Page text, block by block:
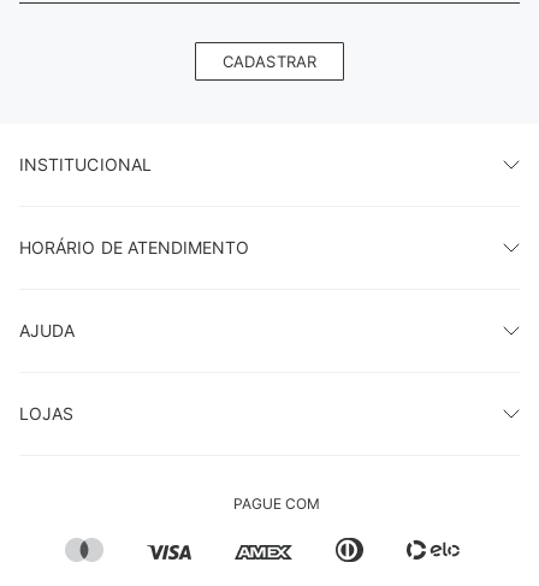
CADASTRAR
INSTITUCIONAL
HORÁRIO DE ATENDIMENTO
AJUDA
LOJAS
PAGUE COM